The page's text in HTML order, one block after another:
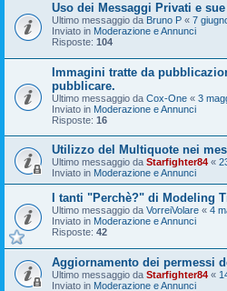
Uso dei Messaggi Privati e
Ultimo messaggio da Bruno P « 7
Inviato in Moderazione e Annunci
Risposte: 104
Immagini tratte da
pubblicare.
Ultimo messaggio da Cox-One « 3
Inviato in Moderazione e Annunci
Risposte: 16
Utilizzo del Multiquote nei
Ultimo messaggio da Starfighter84 «
Inviato in Moderazione e Annunci
I tanti "Perchè?" di Modeling
Ultimo messaggio da VorreiVolare « 4
Inviato in Moderazione e Annunci
Risposte: 42
Aggiornamento dei permessi
Ultimo messaggio da Starfighter84 «
Inviato in Moderazione e Annunci